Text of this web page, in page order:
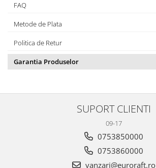
FAQ
Metode de Plata
Politica de Retur
Garantia Produselor
SUPORT CLIENTI
09-17
0753850000
0753860000
vanzari@euroraft.ro